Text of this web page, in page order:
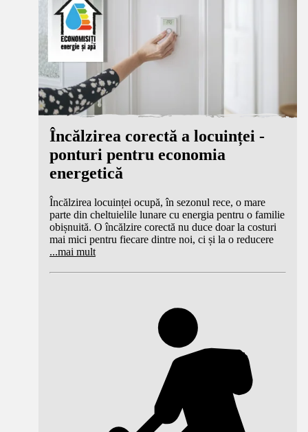
Încălzirea corectă a locuinței -
ponturi pentru economia
energetică
Încălzirea locuinței ocupă, în sezonul rece, o mare
parte din cheltuielile lunare cu energia pentru o familie
obișnuită. O încălzire corectă nu duce doar la costuri
mai mici pentru fiecare dintre noi, ci și la o reducere
...mai mult